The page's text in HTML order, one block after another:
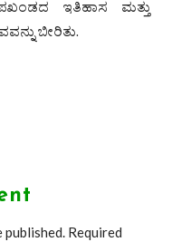
ಇತಿಹಾಸ ಮತ್ತು
ಬೀರಿತು.
published. Required